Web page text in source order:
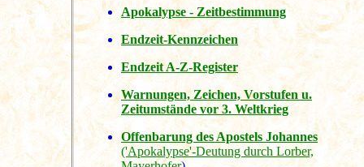
Apokalypse - Zeitbestimmung
Endzeit-Kennzeichen
Endzeit A-Z-Register
Warnungen, Zeichen, Vorstufen u.
Zeitumstände vor 3. Weltkrieg
Offenbarung des Apostels Johannes
('Apokalypse'-Deutung durch Lorber,